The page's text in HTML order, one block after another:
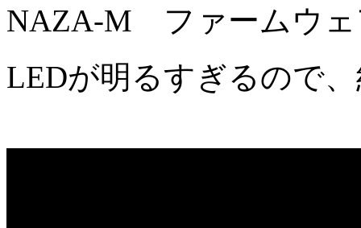
NAZA-M ファームウェ
LEDが明るすぎるので